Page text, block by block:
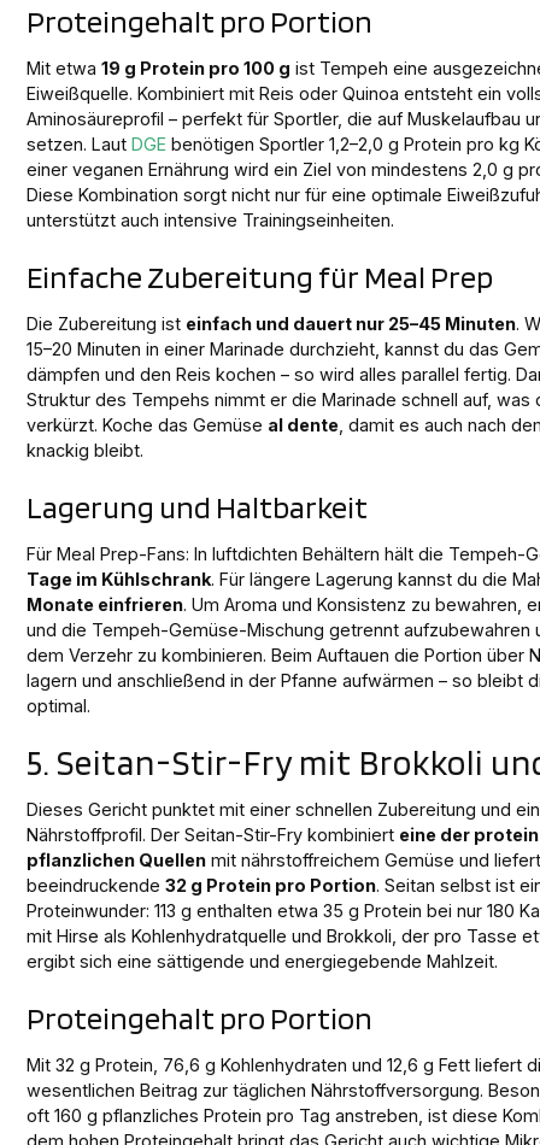
Proteingehalt pro Portion
Mit etwa19 g Protein pro 100 g ist Tempeh eine
Eiweißquelle. Kombiniert mit Reis oder Quinoa entsteht ein
Aminosäureprofil – perfekt für Sportler, die auf Muskelaufbau
setzen. LautDGE benötigen Sportler 1,2–2,0 g Protein pro kg
einer veganen Ernährung wird ein Ziel von mindestens 2,0 g
Diese Kombination sorgt nicht nur für eine optimale
unterstützt auch intensive Trainingseinheiten.
Einfache Zubereitung für Meal Prep
Die Zubereitung ist einfach und dauert nur 25–45 Minuten.
15–20 Minuten in einer Marinade durchzieht, kannst du das
dämpfen und den Reis kochen – so wird alles parallel fertig.
Struktur des Tempehs nimmt er die Marinade schnell auf,
verkürzt. Koche das Gemüse al dente , damit es auch nach
knackig bleibt.
Lagerung und Haltbarkeit
Für Meal Prep-Fans: In luftdichten Behältern hält die Tempeh-
Tage im Kühlschrank. Für längere Lagerung kannst du die
Monate einfrieren. Um Aroma und Konsistenz zu bewahren,
und die Tempeh-Gemüse-Mischung getrennt aufzubewahren
dem Verzehr zu kombinieren. Beim Auftauen die Portion über
lagern und anschließend in der Pfanne aufwärmen – so bleibt
optimal.
5. Seitan-Stir-Fry mit Brokkoli
Dieses Gericht punktet mit einer schnellen Zubereitung und
Nährstoffprofil. Der Seitan-Stir-Fry kombiniert eine der
pflanzlichen Quellen mit nährstoffreichem Gemüse und
beeindruckende32 g Protein pro Portion. Seitan selbst ist
Proteinwunder: 113 g enthalten etwa 35 g Protein bei nur 180
mit Hirse als Kohlenhydratquelle und Brokkoli, der pro Tasse
ergibt sich eine sättigende und energiegebende Mahlzeit.
Proteingehalt pro Portion
Mit 32 g Protein, 76,6 g Kohlenhydraten und 12,6 g Fett liefert
wesentlichen Beitrag zur täglichen Nährstoffversorgung.
oft 160 g pflanzliches Protein pro Tag anstreben, ist diese
dem hohen Proteingehalt bringt das Gericht auch wichtige